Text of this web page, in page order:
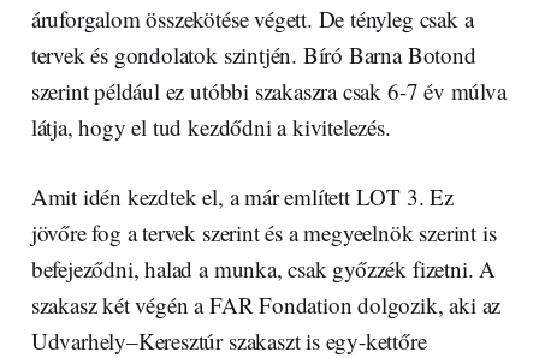
áruforgalom összekötése végett. De tényleg csak a
tervek és gondolatok szintjén. Bíró Barna Botond
szerint például ez utóbbi szakaszra csak 6-7 év múlva
látja, hogy el tud kezdődni a kivitelezés.
Amit idén kezdtek el, a már említett LOT 3. Ez
jövőre fog a tervek szerint és a megyeelnök szerint is
befejeződni, halad a munka, csak győzzék fizetni. A
szakasz két végén a FAR Fondation dolgozik, aki az
Udvarhely–Keresztúr szakaszt is egy-kettőre